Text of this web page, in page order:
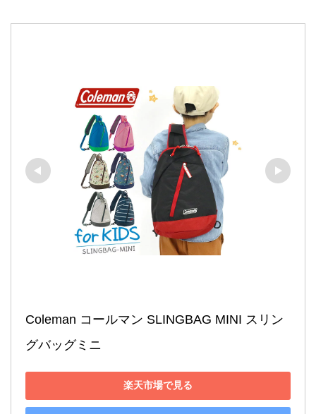
Coleman コールマン SLINGBAG MINI スリン
グバッグミニ
楽天市場で見る